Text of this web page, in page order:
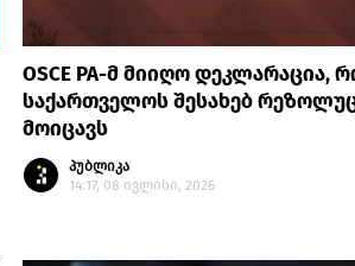
OSCE PA-მ მიიღო დეკლარაცია,
საქართველოს შესახებ
მოიცავს
პუბლიკა
14:17, 08 ივლისი, 2026